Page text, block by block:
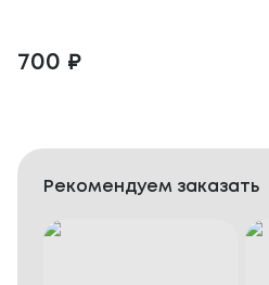
700 ₽
Рекомендуем заказать